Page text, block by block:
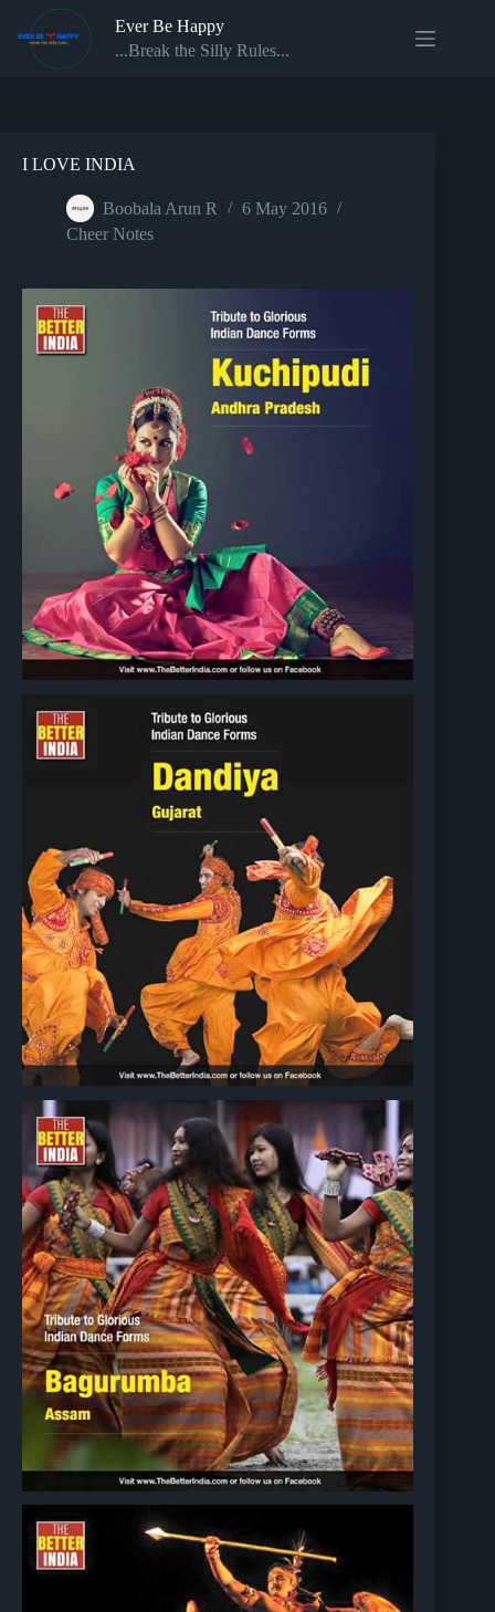
content
Ever Be Happy
...Break the Silly Rules...
I LOVE INDIA
Boobala Arun R
6 May 2016
Cheer Notes